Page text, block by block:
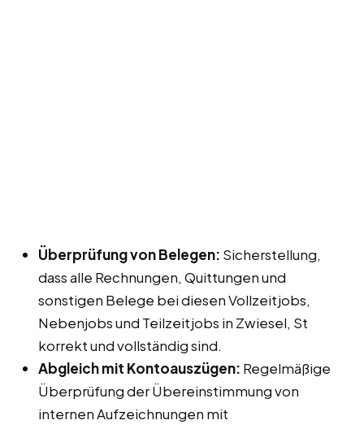
Überprüfung von Belegen: Sicherstellung,
dass alle Rechnungen, Quittungen und
sonstigen Belege bei diesen Vollzeitjobs,
Nebenjobs und Teilzeitjobs in Zwiesel, St
korrekt und vollständig sind.
Abgleich mit Kontoauszügen: Regelmäßige
Überprüfung der Übereinstimmung von
internen Aufzeichnungen mit